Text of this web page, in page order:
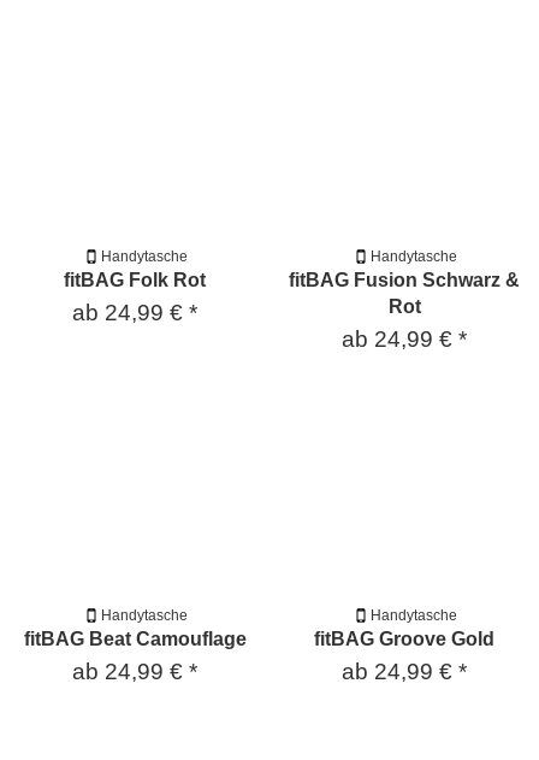
Handytasche
fitBAG Folk Rot
ab 24,99 € *
Handytasche
fitBAG Fusion Schwarz &
Rot
ab 24,99 € *
Handytasche
fitBAG Beat Camouflage
ab 24,99 € *
Handytasche
fitBAG Groove Gold
ab 24,99 € *